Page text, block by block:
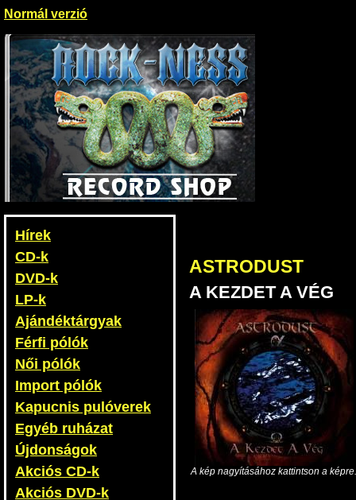
Normál verzió
Hírek
CD-k
DVD-k
LP-k
Ajándéktárgyak
Férfi pólók
Női pólók
Import pólók
Kapucnis pulóverek
Egyéb ruházat
Újdonságok
Akciós CD-k
Akciós DVD-k
ASTRODUST
A KEZDET A VÉG
A kép nagyításához kattintson a képre.